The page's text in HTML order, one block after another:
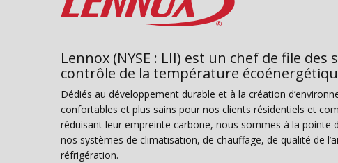
Lennox (NYSE : LII) est un chef de file des
contrôle de la température
Dédiés au développement durable et à la création
confortables et plus sains pour nos clients résidentiels et
réduisant leur empreinte carbone, nous sommes à la pointe
nos systèmes de climatisation, de chauffage, de qualité de
réfrigération.